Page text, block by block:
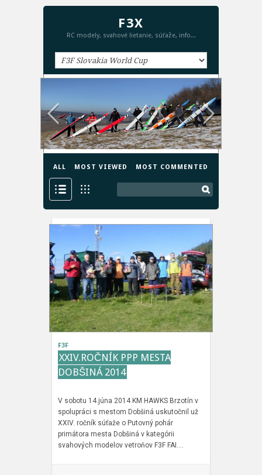
F3X
RC modely, svahové lietanie, súťaže, info...
ALL MOST VIEWED MOST COMMENTED
F3F
XXIV.ROČNÍK PPP MESTA
DOBŠINÁ 2014
V sobotu 14.júna 2014 KM HAWKS Brzotín v
spolupráci s mestom Dobšiná uskutočnil už
XXIV. ročník súťaže o Putovný pohár
primátora mesta Dobšiná v kategórii
svahových modelov vetroňov F3F FAI….